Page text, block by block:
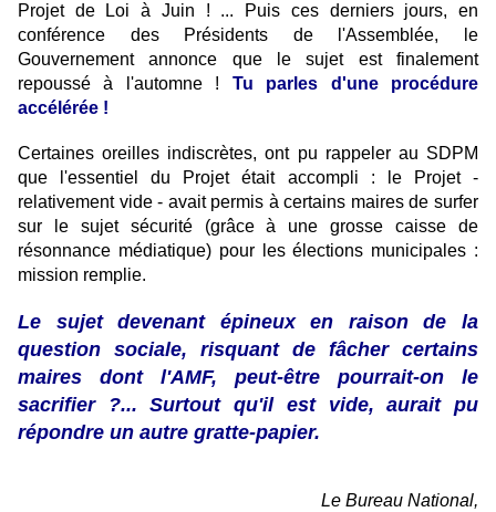
Projet de Loi à Juin ! ... Puis ces derniers jours, en
conférence des Présidents de l'Assemblée, le
Gouvernement annonce que le sujet est finalement
repoussé à l'automne ! Tu parles d'une procédure
accélérée !
Certaines oreilles indiscrètes, ont pu rappeler au SDPM
que l'essentiel du Projet était accompli : le Projet -
relativement vide - avait permis à certains maires de surfer
sur le sujet sécurité (grâce à une grosse caisse de
résonnance médiatique) pour les élections municipales :
mission remplie.
Le sujet devenant épineux en raison de la
question sociale, risquant de fâcher certains
maires dont l'AMF, peut-être pourrait-on le
sacrifier ?... Surtout qu'il est vide, aurait pu
répondre un autre gratte-papier.
Le Bureau National,